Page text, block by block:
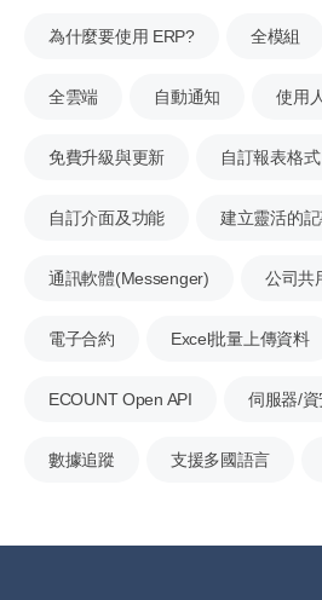
為什麼要使用 ERP? 全模組
全雲端 自動通知 使用
免費升級與更新 自訂報表格式
自訂介面及功能 建立靈活的記
通訊軟體(Messenger) 公司共
電子合約 Excel批量上傳資料
ECOUNT Open API 伺服器/
數據追蹤 支援多國語言